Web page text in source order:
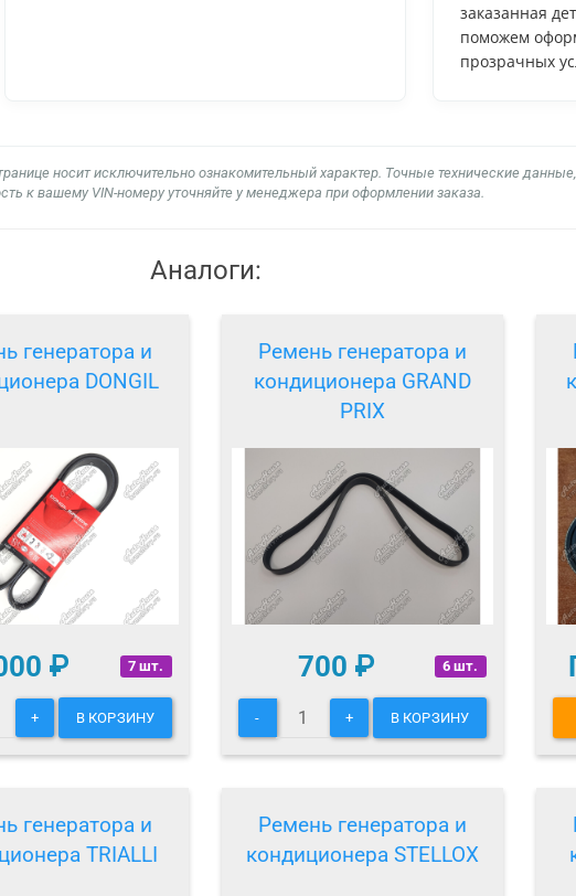
заказанная
поможем
прозрачных
носит исключительно ознакомительный характер. Точные технические
к вашему VIN-номеру уточняйте у менеджера при оформлении заказа.
Аналоги:
генератора и
DONGIL
7 шт.
₽
+ В КОРЗИНУ
Ремень генератора и
кондиционера GRAND
PRIX
6 шт.
700 ₽
- + В КОРЗИНУ
генератора и
TRIALLI
Ремень генератора и
кондиционера STELLOX